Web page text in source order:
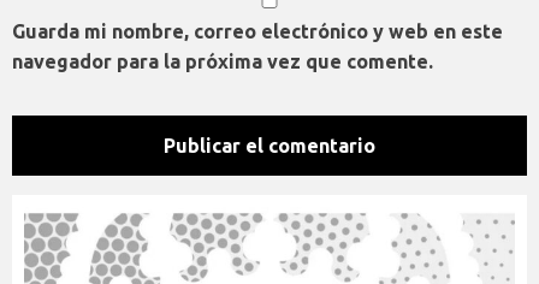
Guarda mi nombre, correo electrónico y web en este
navegador para la próxima vez que comente.